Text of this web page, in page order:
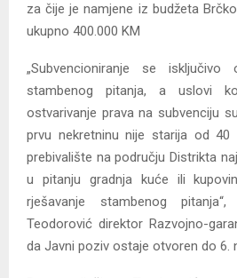
za čije je namjene iz budžeta
ukupno 400.000 KM
„Subvencioniranje se isključivo
stambenog pitanja, a uslovi
ostvarivanje prava na subvenciju
prvu nekretninu nije starija od
prebivalište na području Distrikta
u pitanju gradnja kuće ili
rješavanje stambenog
Teodorović direktor Razvojno-
da Javni poziv ostaje otvoren do 6.